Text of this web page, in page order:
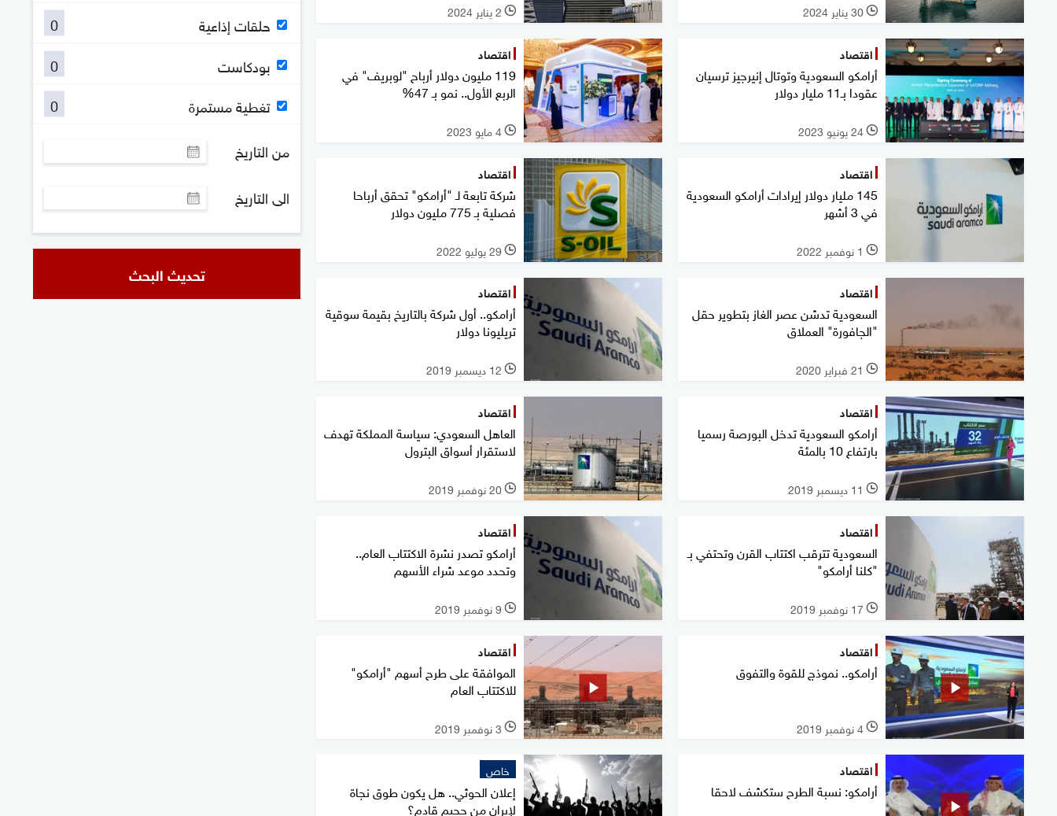
l 30 يناير 2024 l 2 يناير 2024
اقتصاد
أرامكو السعودية وتوتال إنيرجيز ترسيان
عقودا بـ11 مليار دولار
l 24 يونيو 2023
اقتصاد
119 مليون دولار أرباح "لوبريف" في
الربع الأول.. نمو بـ 47%
l 4 مايو 2023
اقتصاد
145 مليار دولار إيرادات أرامكو السعودية
في 3 أشهر
l 1 نوفمبر 2022
اقتصاد
شركة تابعة لـ "أرامكو" تحقق أرباحا
فصلية بـ 775 مليون دولار
l 29 يوليو 2022
اقتصاد
السعودية تدشن عصر الغاز بتطوير حقل
"الجافورة" العملاق
l 21 فبراير 2020
اقتصاد
أرامكو.. أول شركة بالتاريخ بقيمة سوقية
تريليونا دولار
l 12 ديسمبر 2019
اقتصاد
أرامكو السعودية تدخل البورصة رسميا
بارتفاع 10 بالمئة
l 11 ديسمبر 2019
اقتصاد
العاهل السعودي: سياسة المملكة تهدف
لاستقرار أسواق البترول
l 20 نوفمبر 2019
اقتصاد
السعودية تترقب اكتتاب القرن وتحتفي بـ
"كلنا أرامكو"
l 17 نوفمبر 2019
اقتصاد
أرامكو تصدر نشرة الاكتتاب العام..
وتحدد موعد شراء الأسهم
l 9 نوفمبر 2019
اقتصاد
أرامكو.. نموذج للقوة والتفوق
l 4 نوفمبر 2019
اقتصاد
الموافقة على طرح أسهم "أرامكو"
للاكتتاب العام
l 3 نوفمبر 2019
اقتصاد
أرامكو: نسبة الطرح ستكشف لاحقا
خاص
إعلان الحوثي.. هل يكون طوق نجاة
لإيران من جحيم قادم؟
حلقات إذاعية
0
بودكاست
0
تغطية مستمرة
0
من التاريخ
الى التاريخ
تحديث البحث